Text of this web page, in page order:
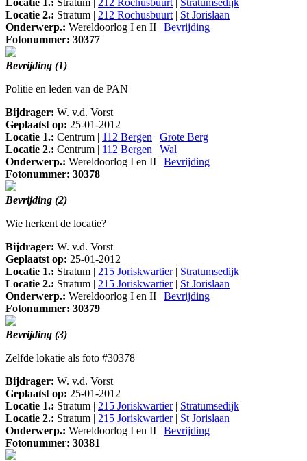
Locatie 1.: Stratum | 212 Rochusbuurt
Stratumsedijk
Locatie 2.: Stratum | 212 Rochusbuurt | St Jorislaan
Onderwerp.: Wereldoorlog I en II | Bevrijding
Fotonummer: 30377
Bevrijding (1)
Politie en leden van de PAN
Bijdrager: W. v.d. Vorst
Geplaatst op: 25-01-2012
Locatie 1.: Centrum | 112 Bergen | Grote Berg
Locatie 2.: Centrum | 112 Bergen | Wal
Onderwerp.: Wereldoorlog I en II | Bevrijding
Fotonummer: 30378
Bevrijding (2)
Wie herkent de locatie?
Bijdrager: W. v.d. Vorst
Geplaatst op: 25-01-2012
Locatie 1.: Stratum | 215 Joriskwartier| Stratumsedijk
Locatie 2.: Stratum | 215 Joriskwartier| St Jorislaan
Onderwerp.: Wereldoorlog I en II | Bevrijding
Fotonummer: 30379
Bevrijding (3)
Zelfde lokatie als foto #30378
Bijdrager: W. v.d. Vorst
Geplaatst op: 25-01-2012
Locatie 1.: Stratum | 215 Joriskwartier| Stratumsedijk
Locatie 2.: Stratum | 215 Joriskwartier| St Jorislaan
Onderwerp.: Wereldoorlog I en II | Bevrijding
Fotonummer: 30381